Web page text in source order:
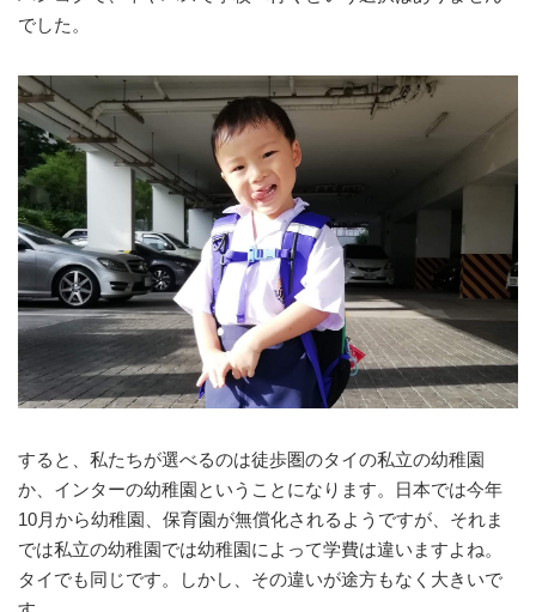
でした。
すると、私たちが選べるのは徒歩圏のタイの私立の幼稚園
か、インターの幼稚園ということになります。日本では今年
10月から幼稚園、保育園が無償化されるようですが、それま
では私立の幼稚園では幼稚園によって学費は違いますよね。
タイでも同じです。しかし、その違いが途方もなく大きいで